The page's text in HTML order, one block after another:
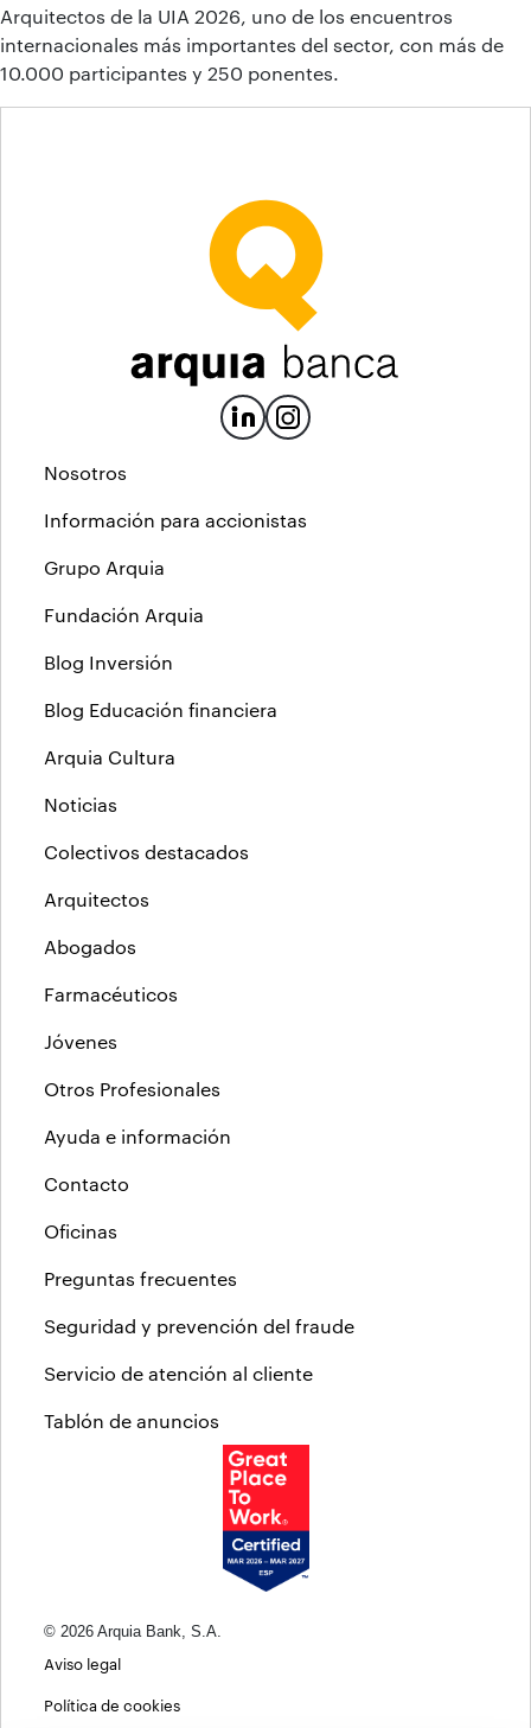
Arquitectos de la UIA 2026, uno de los encuentros
internacionales más importantes del sector, con más de
10.000 participantes y 250 ponentes.
Nosotros
Información para accionistas
Grupo Arquia
Fundación Arquia
Blog Inversión
Blog Educación financiera
Arquia Cultura
Noticias
Colectivos destacados
Arquitectos
Abogados
Farmacéuticos
Jóvenes
Otros Profesionales
Ayuda e información
Contacto
Oficinas
Preguntas frecuentes
Seguridad y prevención del fraude
Servicio de atención al cliente
Tablón de anuncios
© 2026 Arquia Bank, S.A.
Aviso legal
Política de cookies